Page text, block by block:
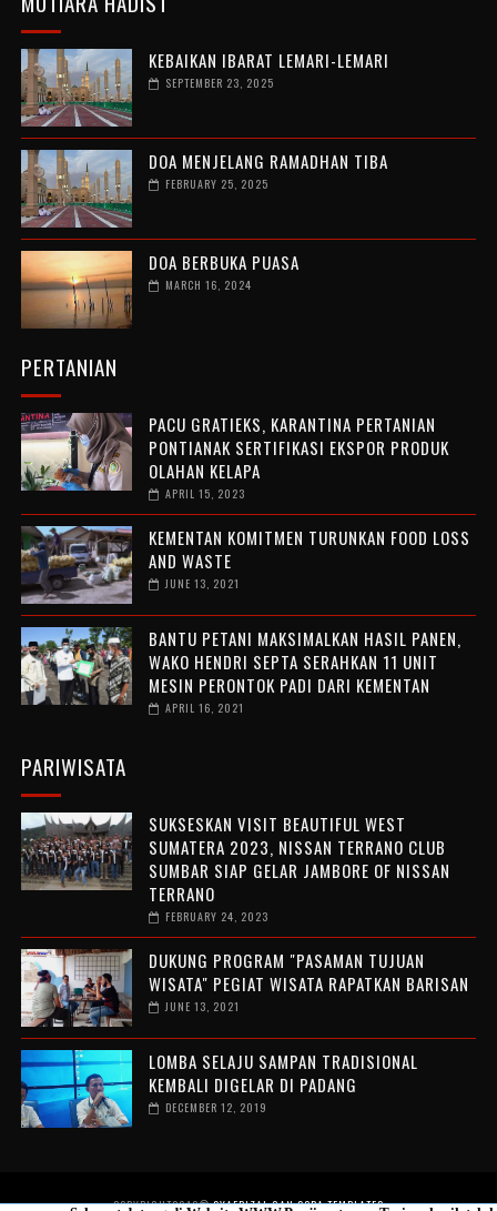
KEBAIKAN IBARAT LEMARI-LEMARI
SEPTEMBER 23, 2025
DOA MENJELANG RAMADHAN TIBA
FEBRUARY 25, 2025
DOA BERBUKA PUASA
MARCH 16, 2024
PERTANIAN
PACU GRATIEKS, KARANTINA PERTANIAN
PONTIANAK SERTIFIKASI EKSPOR PRODUK
OLAHAN KELAPA
APRIL 15, 2023
KEMENTAN KOMITMEN TURUNKAN FOOD LOSS
AND WASTE
JUNE 13, 2021
BANTU PETANI MAKSIMALKAN HASIL PANEN,
WAKO HENDRI SEPTA SERAHKAN 11 UNIT
MESIN PERONTOK PADI DARI KEMENTAN
APRIL 16, 2021
PARIWISATA
SUKSESKAN VISIT BEAUTIFUL WEST
SUMATERA 2023, NISSAN TERRANO CLUB
SUMBAR SIAP GELAR JAMBORE OF NISSAN
TERRANO
FEBRUARY 24, 2023
DUKUNG PROGRAM "PASAMAN TUJUAN
WISATA" PEGIAT WISATA RAPATKAN BARISAN
JUNE 13, 2021
LOMBA SELAJU SAMPAN TRADISIONAL
KEMBALI DIGELAR DI PADANG
DECEMBER 12, 2019
COPYRIGHT2016®SYAFRIZAL GANSORA TEMPLATES